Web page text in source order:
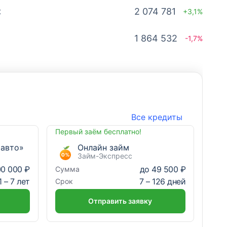
2 074 781 +3,1%
1 864 532 -1,7%
449 593
337 337 +1,1%
574 946
282 054 +6,9%
Все кредиты
000 ₽
– 7лет
Первый заём бесплатно!
Онлайн займ
Займ-Экспресс
Сумма
до 49 500 ₽
Срок 7– 126 дней
Отправить заявку